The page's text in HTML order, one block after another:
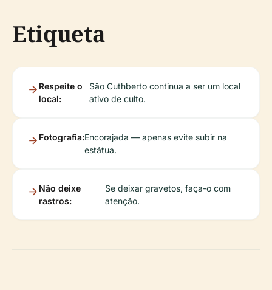
Etiqueta
Respeite o
local:
São Cuthberto continua a ser um local
ativo de culto.
Fotografia:Encorajada — apenas evite subir na
estátua.
Não deixe
rastros:
Se deixar gravetos, faça-o com
atenção.